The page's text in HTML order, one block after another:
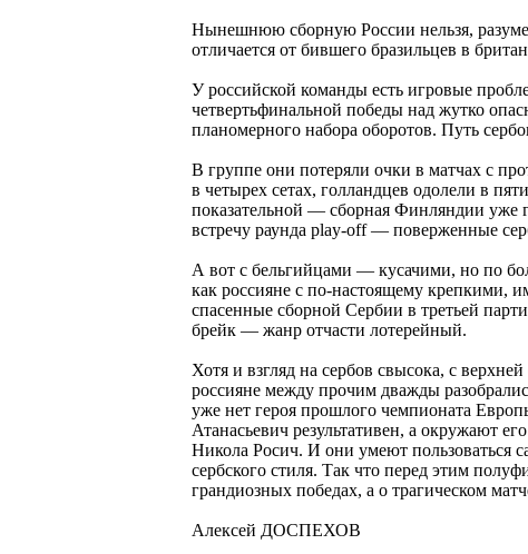
Нынешнюю сборную России нельзя,
отличается от бившего бразильцев в
У российской команды есть игровые
четвертьфинальной победы над жутко
планомерного набора оборотов. Путь
В группе они потеряли очки в матчах с
в четырех сетах, голландцев одолели в
показательной — сборная Финляндии уже
встречу раунда play-off — поверженные
А вот с бельгийцами — кусачими, но по
как россияне с по-настоящему крепкими,
спасенные сборной Сербии в третьей
брейк — жанр отчасти лотерейный.
Хотя и взгляд на сербов свысока, с
россияне между прочим дважды
уже нет героя прошлого чемпионата
Атанасьевич результативен, а окружают
Никола Росич. И они умеют пользоваться
сербского стиля. Так что перед этим
грандиозных победах, а о трагическом
Алексей ДОСПЕХОВ